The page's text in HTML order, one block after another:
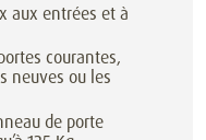
aux entrées et à
courantes,
neuves ou les
de porte